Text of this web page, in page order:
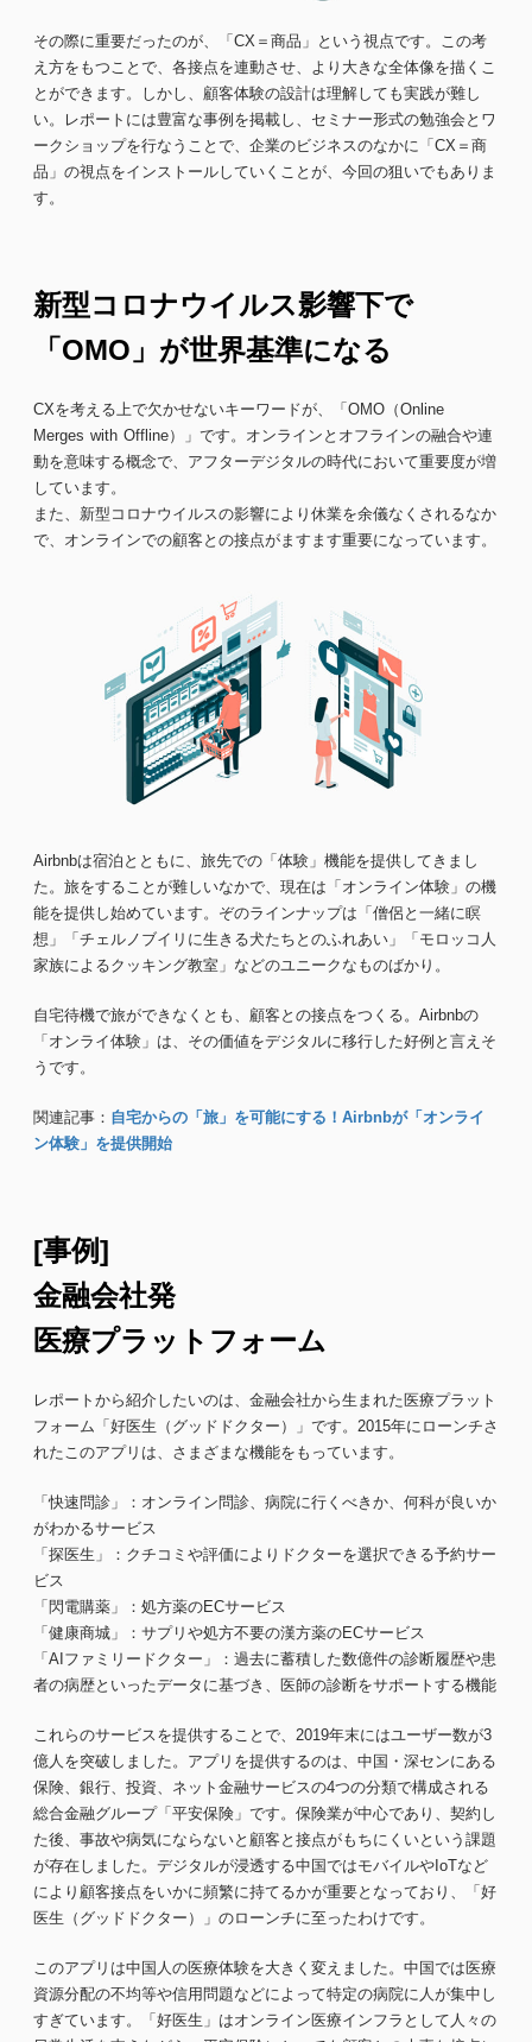
その際に重要だったのが、「CX＝商品」という視点です。この考
え方をもつことで、各接点を連動させ、より大きな全体像を描くこ
とができます。しかし、顧客体験の設計は理解しても実践が難し
い。レポートには豊富な事例を掲載し、セミナー形式の勉強会とワ
ークショップを行なうことで、企業のビジネスのなかに「CX＝商
品」の視点をインストールしていくことが、今回の狙いでもありま
す。
新型コロナウイルス影響下で
「OMO」が世界基準になる
CXを考える上で欠かせないキーワードが、「OMO（Online
Merges with Offline）」です。オンラインとオフラインの融合や連
動を意味する概念で、アフターデジタルの時代において重要度が増
しています。
また、新型コロナウイルスの影響により休業を余儀なくされるなか
で、オンラインでの顧客との接点がますます重要になっています。
Airbnbは宿泊とともに、旅先での「体験」機能を提供してきまし
た。旅をすることが難しいなかで、現在は「オンライン体験」の機
能を提供し始めています。ぞのラインナップは「僧侶と一緒に瞑
想」「チェルノブイリに生きる犬たちとのふれあい」「モロッコ人
家族によるクッキング教室」などのユニークなものばかり。
自宅待機で旅ができなくとも、顧客との接点をつくる。Airbnbの
「オンライ体験」は、その価値をデジタルに移行した好例と言えそ
うです。
関連記事： 自宅からの「旅」を可能にする！Airbnbが「オンライ
ン体験」を提供開始
[事例]
金融会社発
医療プラットフォーム
レポートから紹介したいのは、金融会社から生まれた医療プラット
フォーム「好医生（グッドドクター）」です。2015年にローンチさ
れたこのアプリは、さまざまな機能をもっています。
「快速問診」：オンライン問診、病院に行くべきか、何科が良いか
がわかるサービス
「探医生」：クチコミや評価によりドクターを選択できる予約サー
ビス
「閃電購薬」：処方薬のECサービス
「健康商城」：サプリや処方不要の漢方薬のECサービス
「AIファミリードクター」：過去に蓄積した数億件の診断履歴や患
者の病歴といったデータに基づき、医師の診断をサポートする機能
これらのサービスを提供することで、2019年末にはユーザー数が3
億人を突破しました。アプリを提供するのは、中国・深センにある
保険、銀行、投資、ネット金融サービスの4つの分類で構成される
総合金融グループ「平安保険」です。保険業が中心であり、契約し
た後、事故や病気にならないと顧客と接点がもちにくいという課題
が存在しました。デジタルが浸透する中国ではモバイルやIoTなど
により顧客接点をいかに頻繁に持てるかが重要となっており、「好
医生（グッドドクター）」のローンチに至ったわけです。
このアプリは中国人の医療体験を大きく変えました。中国では医療
資源分配の不均等や信用問題などによって特定の病院に人が集中し
すぎています。「好医生」はオンライン医療インフラとして人々の